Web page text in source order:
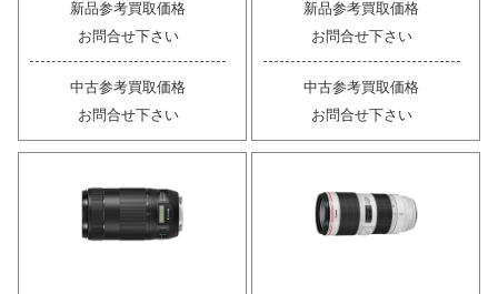
新品参考買取価格
お問合せ下さい
中古参考買取価格
お問合せ下さい
新品参考買取価格
お問合せ下さい
中古参考買取価格
お問合せ下さい